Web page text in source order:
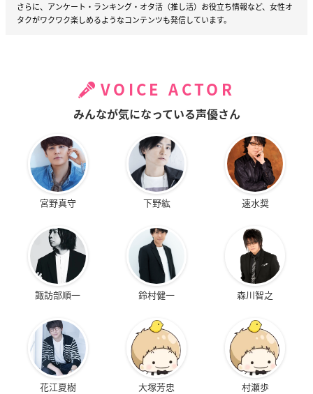
さらに、アンケート・ランキング・オタ活（推し活）お役立ち情報など、女性オ
タクがワクワク楽しめるようなコンテンツも発信しています。
VOICE ACTOR
みんなが気になっている声優さん
宮野真守 下野紘 速水奨
諏訪部順一 鈴村健一 森川智之
花江夏樹 大塚芳忠 村瀬歩